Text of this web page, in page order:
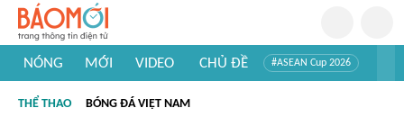
NÓNG MỚI VIDEO CHỦ ĐỀ #ASEAN Cup 2026
#Khám phá Việt Nam
#Khám phá thế giới
THỂ THAO BÓNG ĐÁ VIỆT NAM